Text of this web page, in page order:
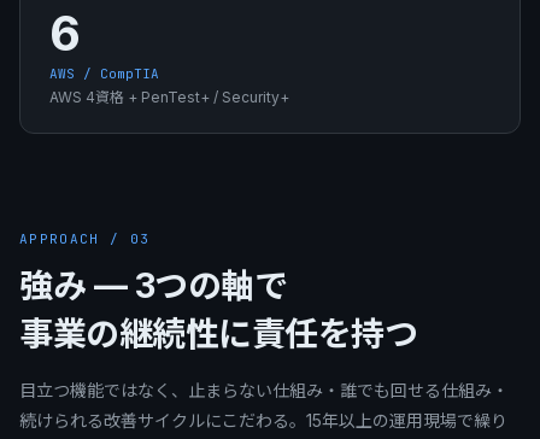
6
AWS / CompTIA
AWS 4資格 + PenTest+ / Security+
APPROACH / 03
強み — 3つの軸で
事業の継続性に責任を持つ
目立つ機能ではなく、止まらない仕組み・誰でも回せる仕組み・
続けられる改善サイクルにこだわる。15年以上の運用現場で繰り